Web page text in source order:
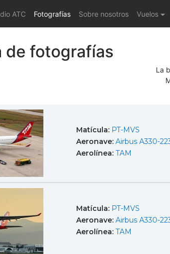
ATC Fotografías Sobre nosotros Vuelos
de fotografías
La
Matícula: PT-MVS
Aeronave: Airbus A330-
Aerolínea: TAM
Matícula: PT-MVS
Aeronave: Airbus A330-
Aerolínea: TAM